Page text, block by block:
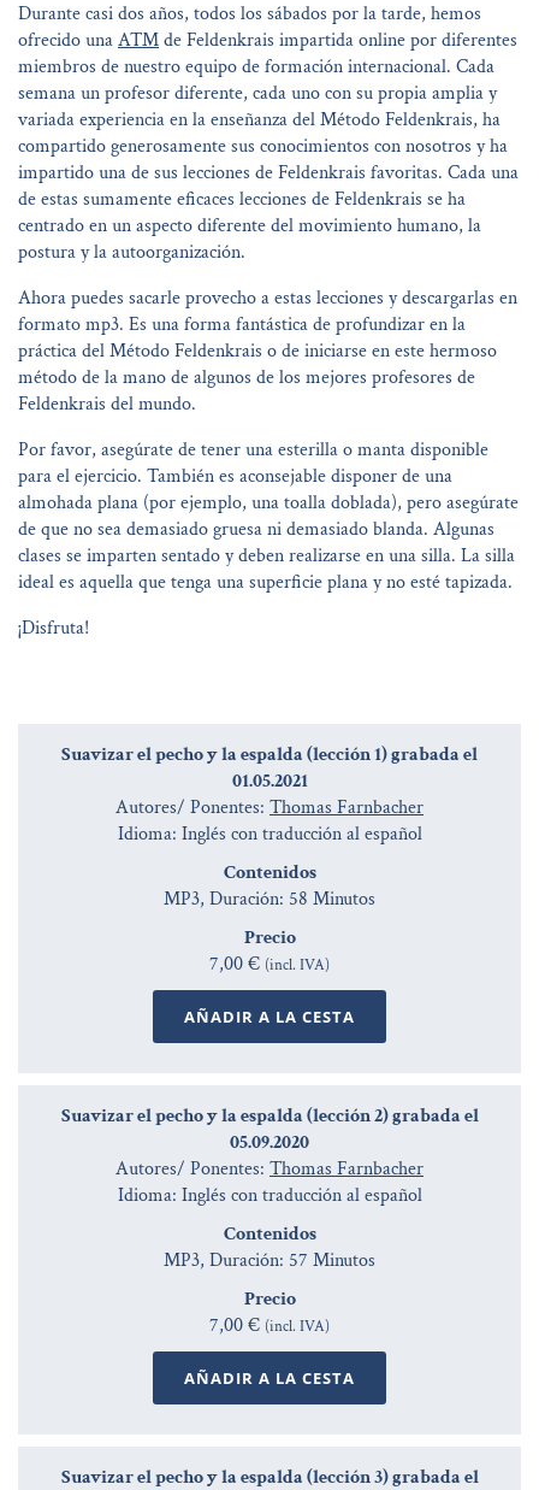
Durante casi dos años, todos los sábados por la tarde, hemos
ofrecido unaATMde Feldenkrais impartida online por diferentes
miembros de nuestro equipo de formación internacional. Cada
semana un profesor diferente, cada uno con su propia amplia y
variada experiencia en la enseñanza del Método Feldenkrais, ha
compartido generosamente sus conocimientos con nosotros y ha
impartido una de sus lecciones de Feldenkrais favoritas. Cada una
de estas sumamente eficaces lecciones de Feldenkrais se ha
centrado en un aspecto diferente del movimiento humano, la
postura y la autoorganización.
Ahora puedes sacarle provecho a estas lecciones y descargarlas en
formato mp3. Es una forma fantástica de profundizar en la
práctica del Método Feldenkrais o de iniciarse en este hermoso
método de la mano de algunos de los mejores profesores de
Feldenkrais del mundo.
Por favor, asegúrate de tener una esterilla o manta disponible
para el ejercicio. También es aconsejable disponer de una
almohada plana (por ejemplo, una toalla doblada), pero asegúrate
de que no sea demasiado gruesa ni demasiado blanda. Algunas
clases se imparten sentado y deben realizarse en una silla. La silla
ideal es aquella que tenga una superficie plana y no esté tapizada.
¡Disfruta!
Suavizar el pecho y la espalda (lección 1) grabada el
01.05.2021
Autores/ Ponentes: Thomas Farnbacher
Idioma: Inglés con traducción al español
Contenidos
MP3, Duración: 58 Minutos
Precio
7,00 € (incl. IVA)
AÑADIR A LA CESTA
Suavizar el pecho y la espalda (lección 2) grabada el
05.09.2020
Autores/ Ponentes: Thomas Farnbacher
Idioma: Inglés con traducción al español
Contenidos
MP3, Duración: 57 Minutos
Precio
7,00 € (incl. IVA)
AÑADIR A LA CESTA
Suavizar el pecho y la espalda (lección 3) grabada el